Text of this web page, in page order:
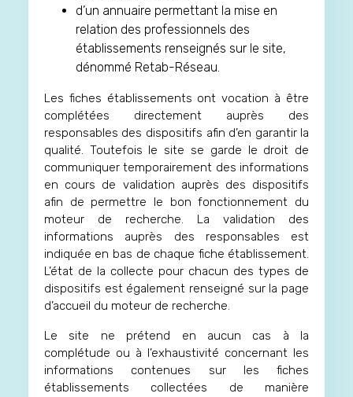
d’un annuaire permettant la mise en
relation des professionnels des
établissements renseignés sur le site,
dénommé Retab-Réseau.
Les fiches établissements ont vocation à être
complétées directement auprès des
responsables des dispositifs afin d’en garantir la
qualité. Toutefois le site se garde le droit de
communiquer temporairement des informations
en cours de validation auprès des dispositifs
afin de permettre le bon fonctionnement du
moteur de recherche. La validation des
informations auprès des responsables est
indiquée en bas de chaque fiche établissement.
L’état de la collecte pour chacun des types de
dispositifs est également renseigné sur la page
d’accueil du moteur de recherche.
Le site ne prétend en aucun cas à la
complétude ou à l’exhaustivité concernant les
informations contenues sur les fiches
établissements collectées de manière